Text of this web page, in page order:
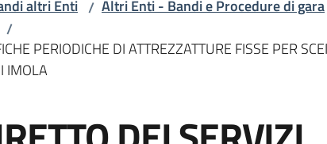
altri Enti / Altri Enti - Bandi e Procedure di gara
/
PERIODICHE DI ATTREZZATTURE FISSE PER
IMOLA